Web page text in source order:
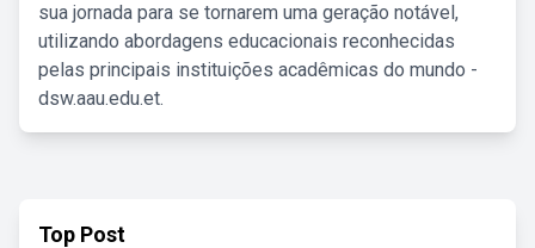
sua jornada para se tornarem uma geração notável,
utilizando abordagens educacionais reconhecidas
pelas principais instituições acadêmicas do mundo -
dsw.aau.edu.et.
Top Post